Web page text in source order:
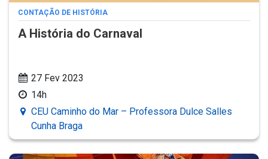
CONTAÇÃO DE HISTÓRIA
A História do Carnaval
27 Fev 2023
14h
CEU Caminho do Mar – Professora Dulce Salles
Cunha Braga